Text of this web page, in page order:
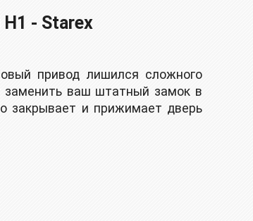
- Starex
привод лишился сложного
заменить ваш штатный замок в
закрывает и прижимает дверь